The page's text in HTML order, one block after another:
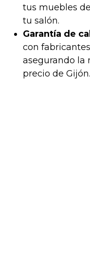
tus muebles
tu salón.
Garantía de
con
asegurando la
precio de Gijón.